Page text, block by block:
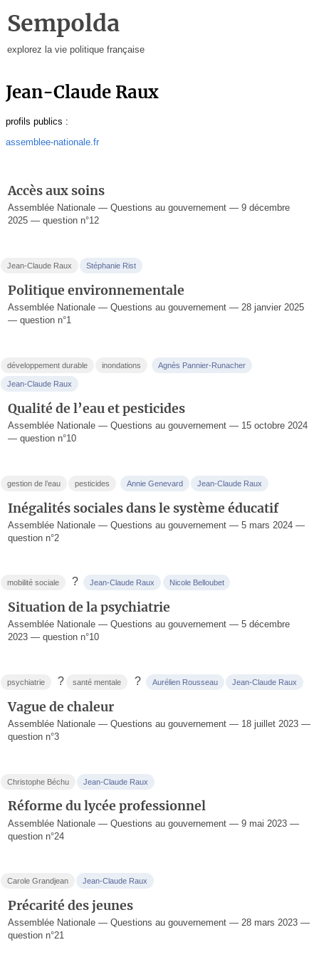
Sempolda
explorez la vie politique française
Jean-Claude Raux
profils publics :
assemblee-nationale.fr
Accès aux soins
Assemblée Nationale — Questions au gouvernement — 9 décembre
2025 — question n°12
Jean-Claude Raux Stéphanie Rist
Politique environnementale
Assemblée Nationale — Questions au gouvernement — 28 janvier 2025
— question n°1
développement durable inondations Agnès Pannier-Runacher
Jean-Claude Raux
Qualité de l’eau et pesticides
Assemblée Nationale — Questions au gouvernement — 15 octobre 2024
— question n°10
gestion de l’eau pesticides Annie Genevard Jean-Claude Raux
Inégalités sociales dans le système éducatif
Assemblée Nationale — Questions au gouvernement — 5 mars 2024 —
question n°2
mobilité sociale ? Jean-Claude Raux Nicole Belloubet
Situation de la psychiatrie
Assemblée Nationale — Questions au gouvernement — 5 décembre
2023 — question n°10
psychiatrie ? santé mentale ? Aurélien Rousseau Jean-Claude Raux
Vague de chaleur
Assemblée Nationale — Questions au gouvernement — 18 juillet 2023 —
question n°3
Christophe Béchu Jean-Claude Raux
Réforme du lycée professionnel
Assemblée Nationale — Questions au gouvernement — 9 mai 2023 —
question n°24
Carole Grandjean Jean-Claude Raux
Précarité des jeunes
Assemblée Nationale — Questions au gouvernement — 28 mars 2023 —
question n°21